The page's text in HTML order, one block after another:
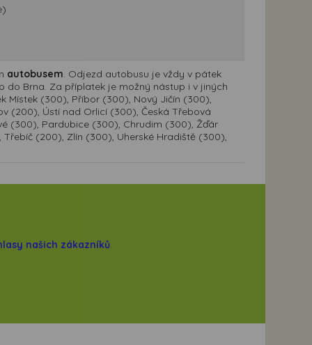
autobusem. Odjezd autobusu je vždy v pátek
do Brna. Za příplatek je možný nástup i v jiných
Místek (300), Příbor (300), Nový Jičín (300),
(200), Ústí nad Orlicí (300), Česká Třebová
(300), Pardubice (300), Chrudim (300), Žďár
(200), Zlín (300), Uherské Hradiště (300),
našich zákazníků.